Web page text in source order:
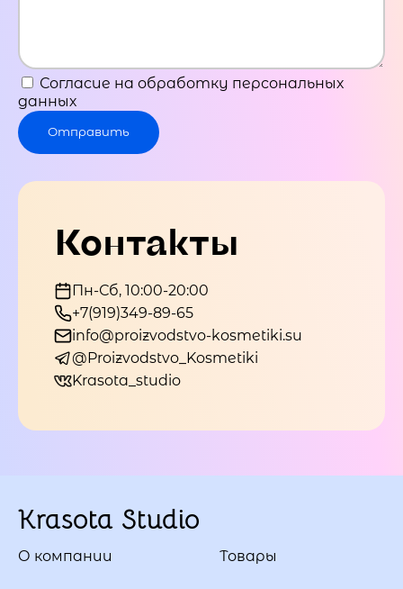
Согласие на обработку персональных
данных
Отправить
Контакты
Пн-Сб, 10:00-20:00
+7(919)349-89-65
info@proizvodstvo-kosmetiki.su
@Proizvodstvo_Kosmetiki
Krasota_studio
Krasota Studio
О компании Товары